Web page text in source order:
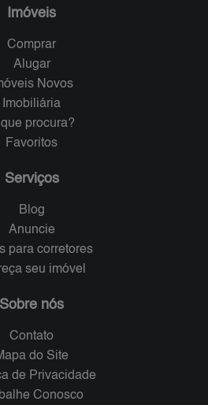
Imóveis
Comprar
Alugar
Novos
Imobiliária
procura?
Favoritos
Serviços
Blog
Anuncie
para corretores
seu imóvel
Sobre nós
Contato
do Site
de Privacidade
Conosco